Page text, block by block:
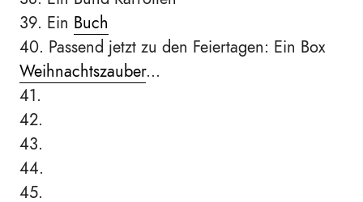
39. Ein Buch
40. Passend jetzt zu den Feiertagen: Ein Box
Weihnachtszauber...
41.
42.
43.
44.
45.